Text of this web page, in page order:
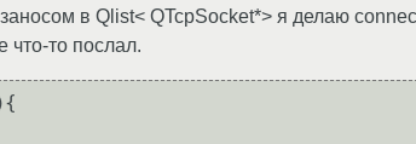
в Qlist< QTcpSocket*> я делаю
что-то послал.